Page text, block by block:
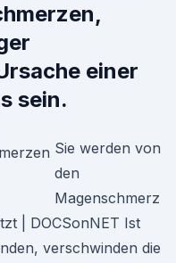
einer
sein.
Sie werden von
den
Magenschmerz
| DOCSonNET Ist
verschwinden die